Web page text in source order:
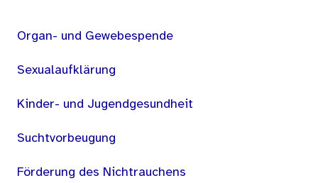
Organ- und Gewebespende
Sexualaufklärung
Kinder- und Jugendgesundheit
Suchtvorbeugung
Förderung des Nichtrauchens